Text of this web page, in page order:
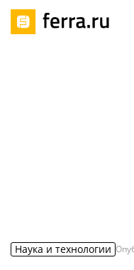
Наука и технологии